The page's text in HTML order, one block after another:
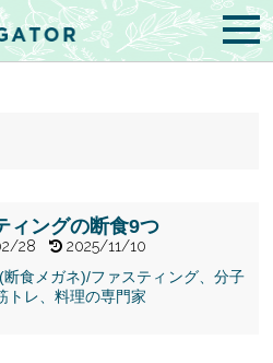
ィングの断食9つ
28
2025/11/10
断食メガネ)/ファスティング、分子
トレ、料理の専門家